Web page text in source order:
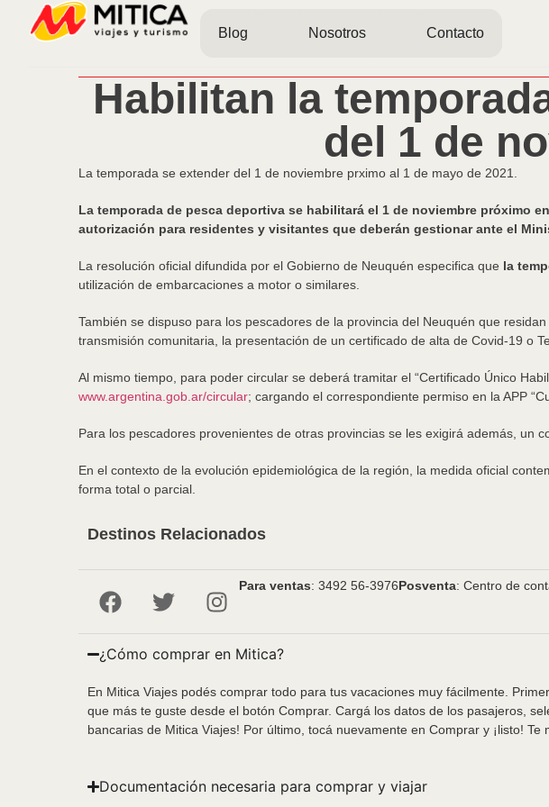
Blog Nosotros Contacto
Habilitan la
del 1 de
La temporada se extender del 1 de noviembre prximo al 1 de mayo de 2021.
La temporada de pesca deportiva se habilitará el 1 de noviembre próximo
autorización para residentes y visitantes que deberán gestionar ante el
La resolución oficial difundida por el Gobierno de Neuquén especifica que la
utilización de embarcaciones a motor o similares.
También se dispuso para los pescadores de la provincia del Neuquén que
transmisión comunitaria, la presentación de un certificado de alta de Covid-19 o
Al mismo tiempo, para poder circular se deberá tramitar el “Certificado Único
www.argentina.gob.ar/circular; cargando el correspondiente permiso en la APP
Para los pescadores provenientes de otras provincias se les exigirá además, un
En el contexto de la evolución epidemiológica de la región, la medida oficial
forma total o parcial.
Destinos Relacionados
Para ventas: 3492 56-3976Posventa: Centro de
¿Cómo comprar en Mitica?
En Mitica Viajes podés comprar todo para tus vacaciones muy fácilmente.
que más te guste desde el botón Comprar. Cargá los datos de los pasajeros,
bancarias de Mitica Viajes! Por último, tocá nuevamente en Comprar y ¡listo!
Documentación necesaria para comprar y viajar